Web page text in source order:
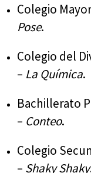
Colegio
Pose.
Colegio del
– La Química.
Bachillerato
– Conteo.
Colegio
– Shaky Shaky